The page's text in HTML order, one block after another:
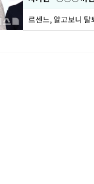
르센느, 알고보니 탈